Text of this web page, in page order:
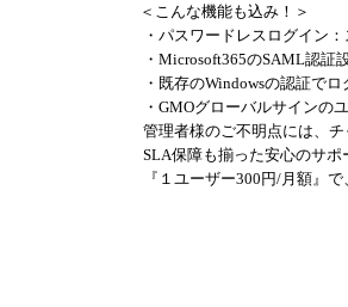
＜こんな機能も込み！＞
・パスワードレスログイン：
・Microsoft365のSAML認証
・既存のWindowsの認証でロ
・GMOグローバルサインの
管理者様のご不明点には、チ
SLA保障も揃った安心のサポ
『１ユーザー300円/月額』で